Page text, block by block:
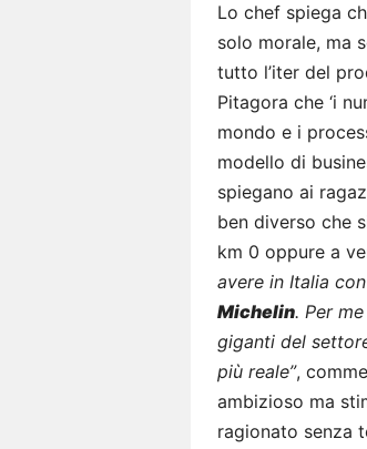
Lo chef spiega
solo morale, ma
tutto l’iter del
Pitagora che ‘i
mondo e i
modello di
spiegano ai
ben diverso che
km 0 oppure a
avere in Italia con
Michelin. Per
giganti del
più reale”,
ambizioso ma
ragionato senza